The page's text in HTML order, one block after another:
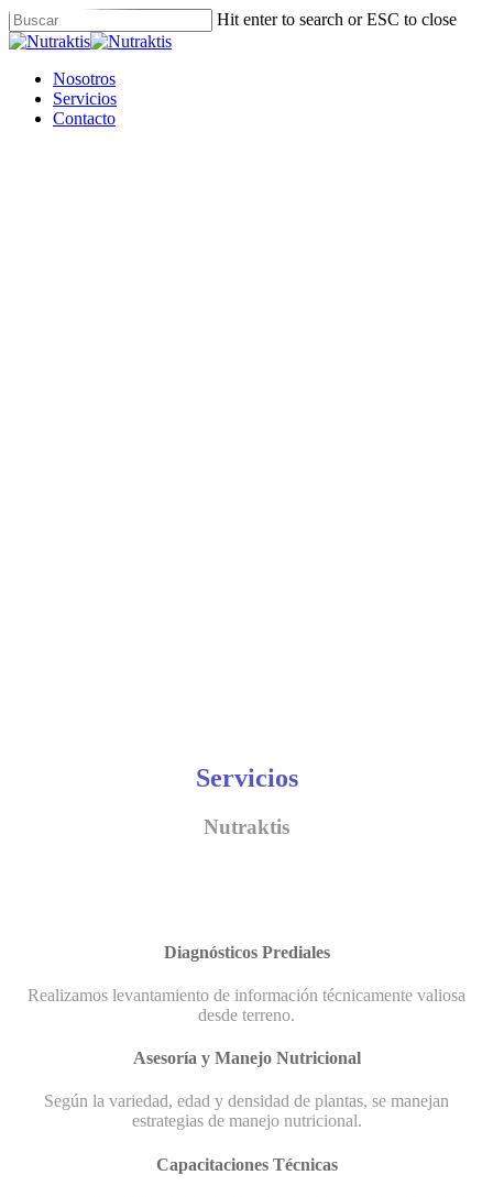
Skip
to
content
Hit enter to search or ESC to close
Close
Menu
Nosotros
Servicios
Contacto
Servicios
Nutraktis
Diagnósticos Prediales
Realizamos levantamiento de información técnicamente valiosa
desde terreno.
Asesoría y Manejo Nutricional
Según la variedad, edad y densidad de plantas, se manejan
estrategias de manejo nutricional.
Capacitaciones Técnicas